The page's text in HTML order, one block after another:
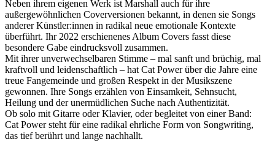
Neben ihrem eigenen Werk ist Marshall auch für ihre
außergewöhnlichen Coverversionen bekannt, in denen sie Songs
anderer Künstler:innen in radikal neue emotionale Kontexte
überführt. Ihr 2022 erschienenes Album Covers fasst diese
besondere Gabe eindrucksvoll zusammen.
Mit ihrer unverwechselbaren Stimme – mal sanft und brüchig, mal
kraftvoll und leidenschaftlich – hat Cat Power über die Jahre eine
treue Fangemeinde und großen Respekt in der Musikszene
gewonnen. Ihre Songs erzählen von Einsamkeit, Sehnsucht,
Heilung und der unermüdlichen Suche nach Authentizität.
Ob solo mit Gitarre oder Klavier, oder begleitet von einer Band:
Cat Power steht für eine radikal ehrliche Form von Songwriting,
das tief berührt und lange nachhallt.